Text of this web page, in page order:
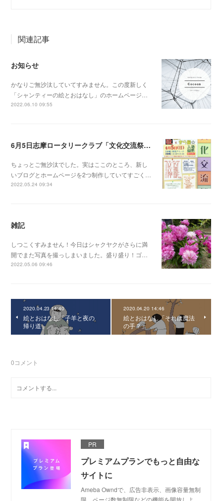
関連記事
お知らせ
かなりご無沙汰していてすみません。この度新しく
「シャンティーの絵とおはなし」のホームページ…
2022.06.10 09:55
6月5日志摩ロータリークラブ「文化交流祭」だよ！
ちょっとご無沙汰でした。実はここのところ、新し
いブログとホームページを2つ制作していてすごく…
2022.05.24 09:34
雑記
しつこくすみません！今日はシャクヤクがさらに満
開でまた写真を撮っしまいました。盛り盛り！ゴ…
2022.05.06 09:46
2020.04.23 14:40
絵とおはなし「子羊と夜の
帰り道」
2020.04.20 14:46
絵とおはなし「それは魔法
の手？」
0コメント
PR
プレミアムプランでもっと自由な
サイトに
Ameba Owndで、広告非表示、画像容量無制
限、ページ数無制限などの機能を開放しよ